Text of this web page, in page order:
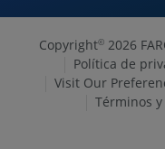
Copyright©2026
Política de
Visit Our
Términos